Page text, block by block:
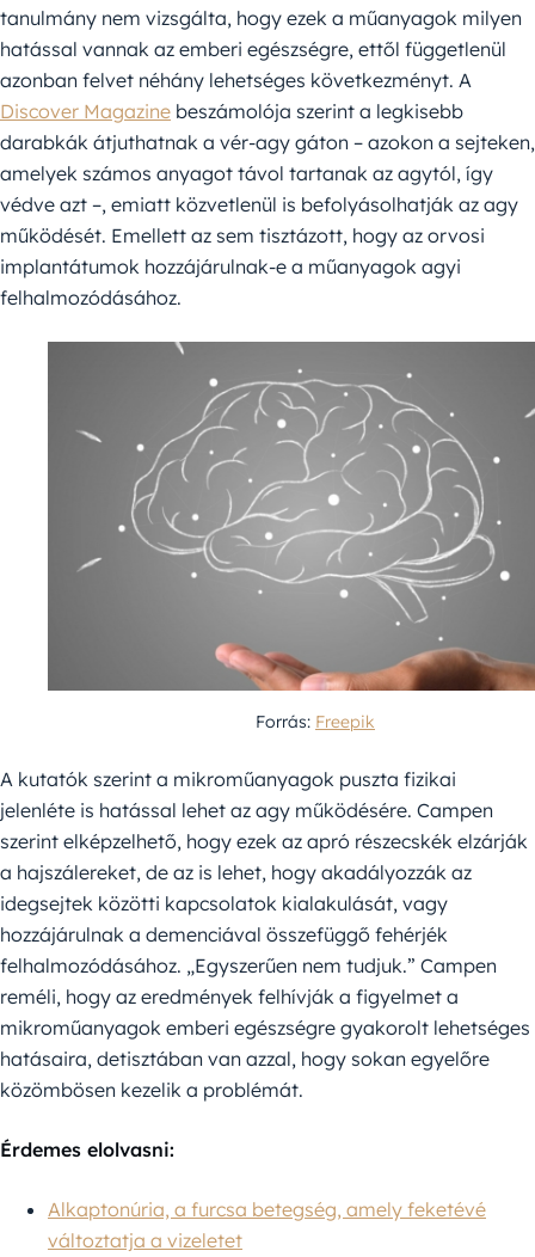
tanulmány nem vizsgálta, hogy ezek a műanyagok milyen
hatással vannak az emberi egészségre, ettől függetlenül
azonban felvet néhány lehetséges következményt. A
Discover Magazine beszámolója szerint a legkisebb
darabkák átjuthatnak a vér-agy gáton – azokon a sejteken,
amelyek számos anyagot távol tartanak az agytól, így
védve azt –, emiatt közvetlenül is befolyásolhatják az agy
működését. Emellett az sem tisztázott, hogy az orvosi
implantátumok hozzájárulnak-e a műanyagok agyi
felhalmozódásához.
Forrás: Freepik
A kutatók szerint a mikroműanyagok puszta fizikai
jelenléte is hatással lehet az agy működésére. Campen
szerint elképzelhető, hogy ezek az apró részecskék elzárják
a hajszálereket, de az is lehet, hogy akadályozzák az
idegsejtek közötti kapcsolatok kialakulását, vagy
hozzájárulnak a demenciával összefüggő fehérjék
felhalmozódásához. „Egyszerűen nem tudjuk.” Campen
reméli, hogy az eredmények felhívják a figyelmet a
mikroműanyagok emberi egészségre gyakorolt lehetséges
hatásaira, detisztában van azzal, hogy sokan egyelőre
közömbösen kezelik a problémát.
Érdemes elolvasni:
Alkaptonúria, a furcsa betegség, amely feketévé
változtatja a vizeletet